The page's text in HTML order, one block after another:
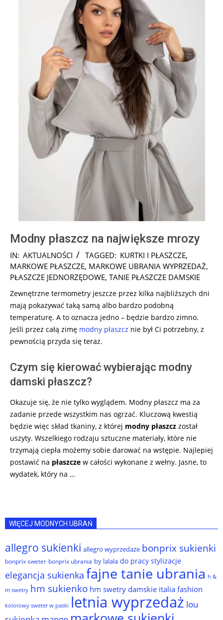
Modny płaszcz na największe mrozy
2024-
10-
06
IN: AKTUALNOŚCI TAGGED: KURTKI I PŁASZCZE,
MARKOWE PŁASZCZE, MARKOWE UBRANIA WYPRZEDAŻ,
PŁASZCZE JEDNORZĘDOWE, TANIE PŁASZCZE DAMSKIE
Zewnętrzne termometry jeszcze przez kilka najbliższych dni
mają pokazywać taką samą albo bardzo podobną
temperaturę. A to oznacza jedno – będzie bardzo zimno.
Jeśli przez całą zimę modny płaszcz nie był Ci potrzebny, z
pewnością przyda się teraz.
Czym się kierować wybierając modny
damski płaszcz?
Okazuje się, że nie tylko wyglądem. Modny płaszcz ma za
zadanie przede wszystkim nas ogrzać. Kluczową kwestią
będzie więc skład tkaniny, z której modny płaszcz został
uszyty. Wszelkiego rodzaju sztuczne materiały, które nie
trzymają ciepła możemy sobie darować na wstępie. Najlepiej
postawić na płaszcze w całości wykonane z wełny. Jasne, to
wydatek, który na …
WIĘCEJ MODNYCH UBRAŃ
allegro sukienki allegro wyprzedaże bonprix sukienki
bonprix sweter bonprix ubrania by lalala do pracy stylizacje
elegancja sukienka fajne tanie ubrania h &
m swetry hm sukienko hm swetry damskie italia fashion
kolorowy sweter w paski letnia wyprzedaż lou